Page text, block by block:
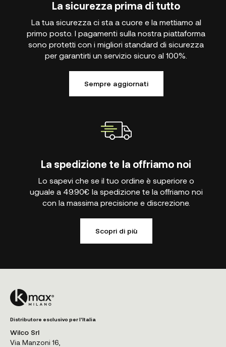
La sicurezza prima di tutto
La tua sicurezza ci sta a cuore e la mettiamo al
primo posto. I pagamenti sulla nostra piattaforma
sono protetti con i migliori standard di sicurezza
per garantirti un servizio sicuro al 100%.
Sempre aggiornati
La spedizione te la offriamo noi
Lo sapevi che se il tuo ordine è superiore o
uguale a 49.90€ la spedizione te la offriamo noi
con la massima precisione e discrezione.
Scopri di più
Distributore esclusivo per l'Italia
Wilco Srl
Via Manzoni 16,